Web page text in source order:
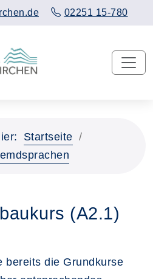
02251 15-780
Startseite
(A2.1)
bereits die Grundkurse